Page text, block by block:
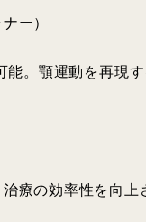
ー）
能。顎運動を再現
療の効率性を向上